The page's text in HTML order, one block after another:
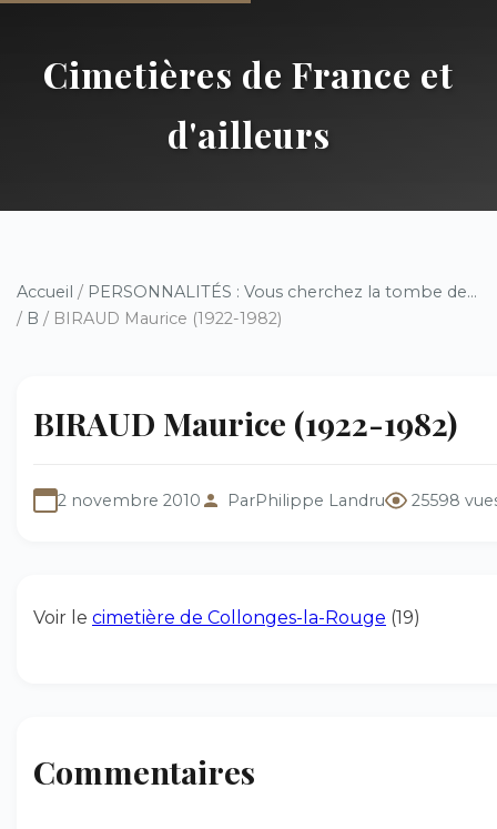
Cimetières de France et
d'ailleurs
Accueil / PERSONNALITÉS : Vous cherchez la tombe de...
/ B / BIRAUD Maurice (1922-1982)
BIRAUD Maurice (1922-1982)
2 novembre 2010 ParPhilippe Landru 25598
Voir le cimetière de Collonges-la-Rouge (19)
Commentaires